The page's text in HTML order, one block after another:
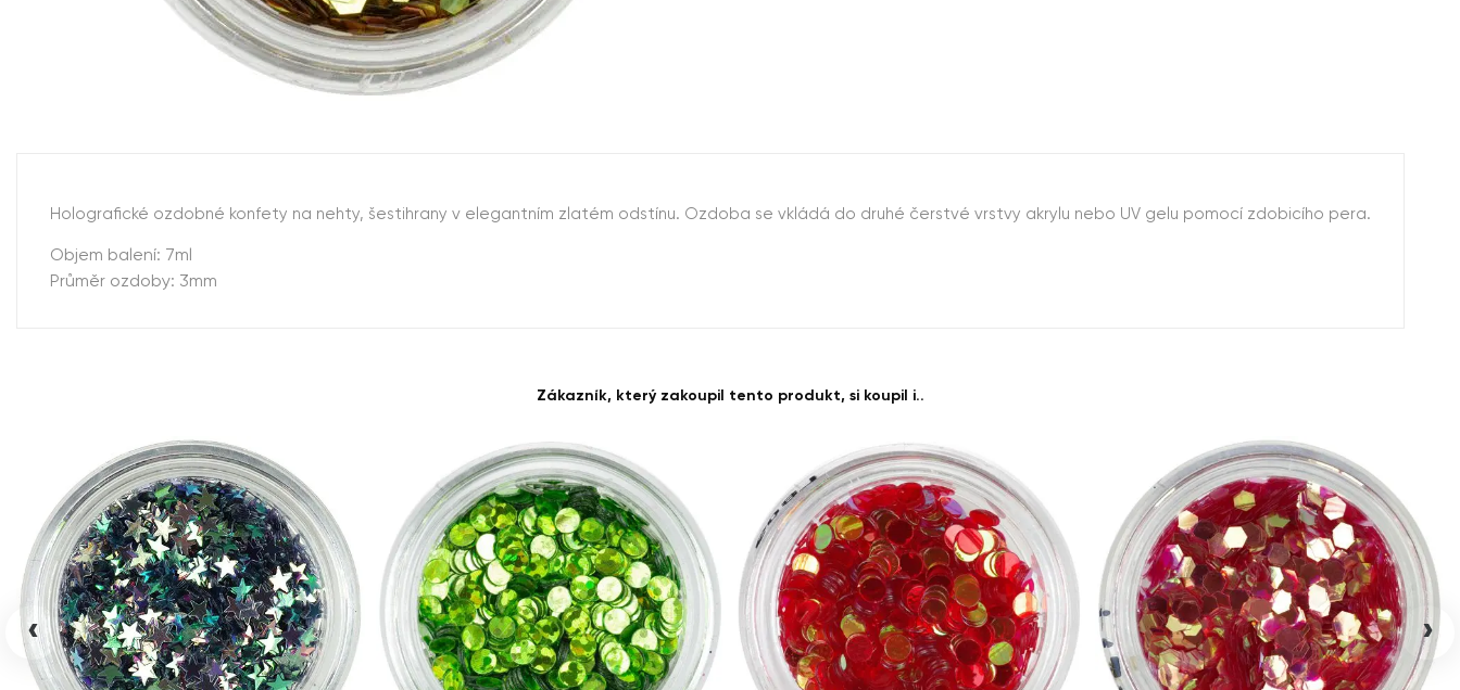
Holografické ozdobné konfety na nehty, šestihrany v elegantním zlatém odstínu. Ozdoba se vkládá do druhé čerstvé vrstvy akrylu nebo UV gelu pomocí zdobicího pera.
Objem balení: 7ml
Průměr ozdoby: 3mm
Zákazník, který zakoupil tento produkt, si koupil i..
‹ ›